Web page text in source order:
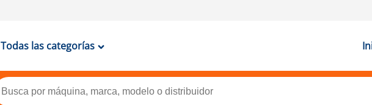
Todas las categorías